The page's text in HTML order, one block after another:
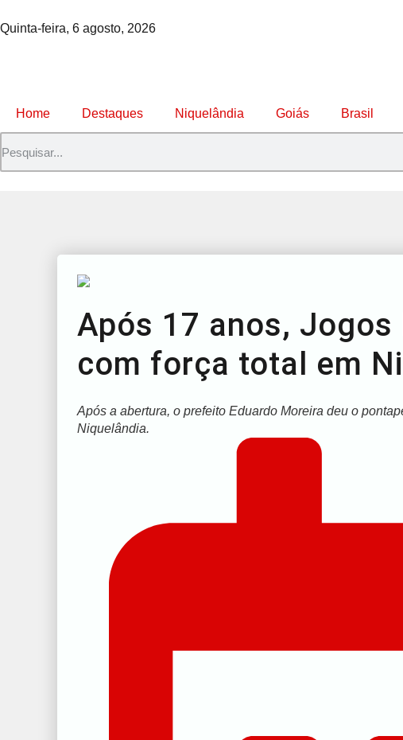
Quinta-feira, 6 agosto, 2026
Home Destaques Niquelândia Goiás Brasil
Após 17 anos,
com força total em
Após a abertura, o prefeito Eduardo Moreira deu o
Niquelândia.